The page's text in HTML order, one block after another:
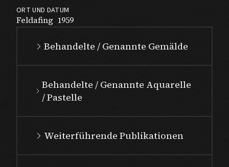
ORT UND DATUM
Feldafing 1959
Behandelte / Genannte Gemälde
Behandelte / Genannte Aquarelle
/ Pastelle
Weiterführende Publikationen